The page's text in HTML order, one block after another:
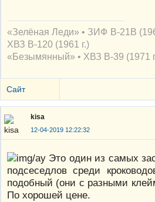
«Зелёная Леди» • ЗИФ В-21В
ХВЗ В-120 (1961 г.)
«Безымянный» • ХВЗ В-39 (1971
Сайт
kisa
12-04-2019 12:22:32
Это один из самых
подсеседлов среди
подобный (они с разными
По хорошей цене.